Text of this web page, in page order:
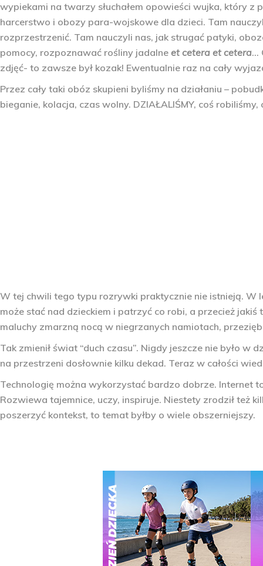
wypiekami na twarzy słuchałem opowieści wujka, który z
harcerstwo i obozy para-wojskowe dla dzieci. Tam
rozprzestrzenić. Tam nauczyli nas, jak strugać patyki,
pomocy, rozpoznawać rośliny jadalne et cetera et cetera…
zdjęć- to zawsze był kozak! Ewentualnie raz na cały
Przez cały taki obóz skupieni byliśmy na działaniu –
bieganie, kolacja, czas wolny. DZIAŁALIŚMY, coś robiliśmy,
W tej chwili tego typu rozrywki praktycznie nie istnieją. W
może stać nad dzieckiem i patrzyć co robi, a przecież
maluchy zmarzną nocą w niegrzanych namiotach,
Tak zmienił świat “duch czasu”. Nigdy jeszcze nie było
na przestrzeni dosłownie kilku dekad. Teraz w całości
Technologię można wykorzystać bardzo dobrze. Internet
Rozwiewa tajemnice, uczy, inspiruje. Niestety zrodził też
poszerzyć kontekst, to temat byłby o wiele obszerniejszy.